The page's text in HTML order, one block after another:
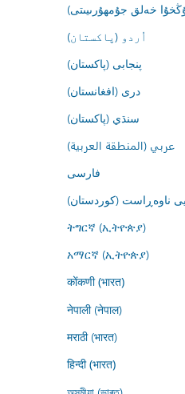
خەلق جۇمھۇرىيىتى)
اُردو (پاکستان)
پنجابی (پاکستان)
درى (افغانستان)
سنڌي (پاکستان)
عربي (المنطقة العربية)
فارسى
ناوەڕاست (کوردستان)
ትግርኛ (ኢትዮጵያ)
አማርኛ (ኢትዮጵያ)
कोंकणी (भारत)
नेपाली (नेपाल)
मराठी (भारत)
हिन्दी (भारत)